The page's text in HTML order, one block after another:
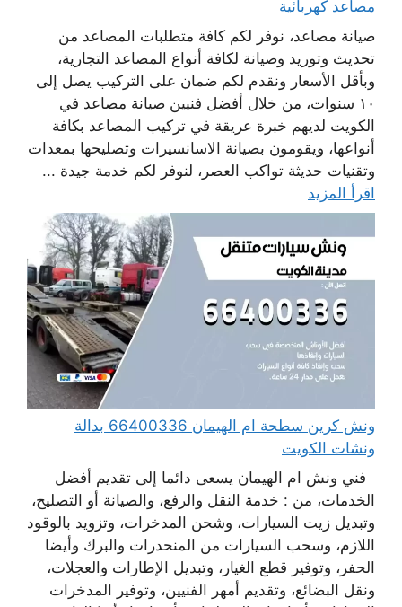
مصاعد كهربائية
صيانة مصاعد، نوفر لكم كافة متطلبات المصاعد من
تحديث وتوريد وصيانة لكافة أنواع المصاعد التجارية،
وبأقل الأسعار ونقدم لكم ضمان على التركيب يصل إلى
١٠ سنوات، من خلال أفضل فنيين صيانة مصاعد في
الكويت لديهم خبرة عريقة في تركيب المصاعد بكافة
أنواعها، ويقومون بصيانة الاسانسيرات وتصليحها بمعدات
وتقنيات حديثة تواكب العصر، لنوفر لكم خدمة جيدة ...
اقرأ المزيد
ونش كرين سطحة ام الهيمان 66400336 بدالة
ونشات الكويت
فني ونش ام الهيمان يسعى دائما إلى تقديم أفضل
الخدمات، من : خدمة النقل والرفع، والصيانة أو التصليح،
وتبديل زيت السيارات، وشحن المدخرات، وتزويد بالوقود
اللازم، وسحب السيارات من المنحدرات والبرك وأيضا
الحفر، وتوفير قطع الغيار، وتبديل الإطارات والعجلات،
ونقل البضائع، وتقديم أمهر الفنيين، وتوفير المدخرات